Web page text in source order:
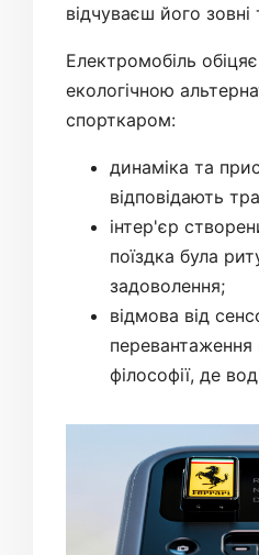
відчуваєш його
Електромобіль
екологічною
спорткаром:
динаміка та
відповідають
інтер'єр
поїздка була
задоволення;
відмова від
філософії, де